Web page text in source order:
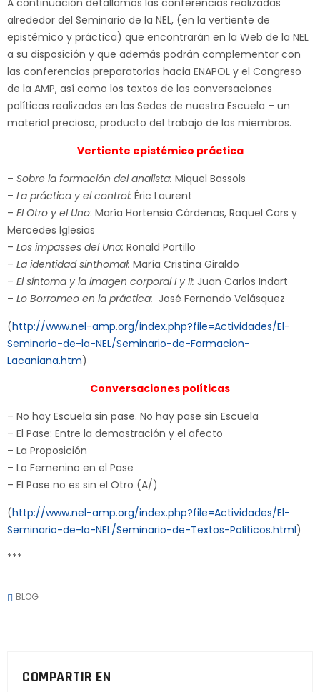
A continuación detallamos las conferencias realizadas
alrededor del Seminario de la NEL, (en la vertiente de
epistémico y práctica) que encontrarán en la Web de la NEL
a su disposición y que además podrán complementar con
las conferencias preparatorias hacia ENAPOL y el Congreso
de la AMP, así como los textos de las conversaciones
políticas realizadas en las Sedes de nuestra Escuela – un
material precioso, producto del trabajo de los miembros.
Vertiente epistémico práctica
– Sobre la formación del analista: Miquel Bassols
– La práctica y el control: Éric Laurent
– El Otro y el Uno: María Hortensia Cárdenas, Raquel Cors y
Mercedes Iglesias
– Los impasses del Uno: Ronald Portillo
– La identidad sinthomal: María Cristina Giraldo
– El síntoma y la imagen corporal I y II: Juan Carlos Indart
– Lo Borromeo en la práctica: José Fernando Velásquez
(http://www.nel-amp.org/index.php?file=Actividades/El-
Seminario-de-la-NEL/Seminario-de-Formacion-
Lacaniana.htm)
Conversaciones políticas
– No hay Escuela sin pase. No hay pase sin Escuela
– El Pase: Entre la demostración y el afecto
– La Proposición
– Lo Femenino en el Pase
– El Pase no es sin el Otro (A/)
(http://www.nel-amp.org/index.php?file=Actividades/El-
Seminario-de-la-NEL/Seminario-de-Textos-Politicos.html)
***
BLOG
COMPARTIR EN